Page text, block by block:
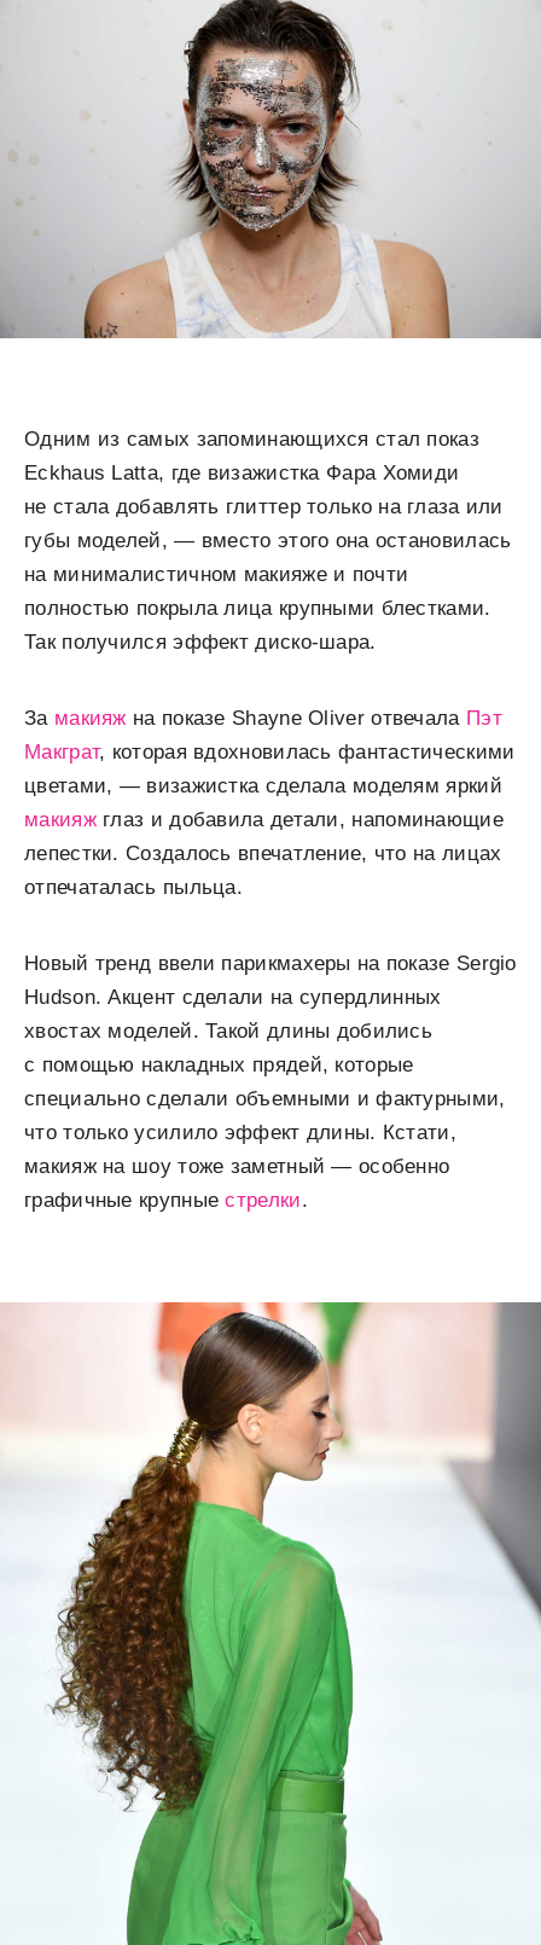
Одним из самых запоминающихся стал показ
Eckhaus Latta, где визажистка Фара Хомиди
не стала добавлять глиттер только на глаза или
губы моделей, — вместо этого она остановилась
на минималистичном макияже и почти
полностью покрыла лица крупными блестками.
Так получился эффект диско-шара.
За макияж на показе Shayne Oliver отвечала Пэт
Макграт, которая вдохновилась фантастическими
цветами, — визажистка сделала моделям яркий
макияжглаз и добавила детали, напоминающие
лепестки. Создалось впечатление, что на лицах
отпечаталась пыльца.
Новый тренд ввели парикмахеры на показе Sergio
Hudson. Акцент сделали на супердлинных
хвостах моделей. Такой длины добились
с помощью накладных прядей, которые
специально сделали объемными и фактурными,
что только усилило эффект длины. Кстати,
макияж на шоу тоже заметный — особенно
графичные крупныестрелки.